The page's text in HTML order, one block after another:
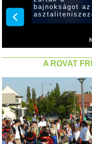
bajnokságot az
A ROVAT